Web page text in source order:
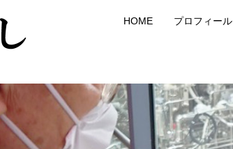
HOME プロフィール